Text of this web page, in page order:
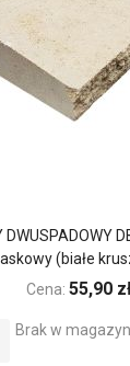
DWUSPADOWY
(białe
Cena: 55,90
Brak w
do Ulubionych